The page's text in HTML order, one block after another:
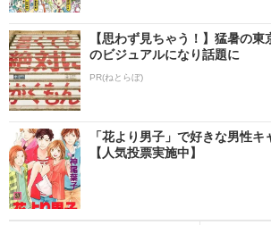
【思わず見ちゃう！】猛暑の
のビジュアルになり話題に
PR(ねとらぼ)
「花より男子」で好きな男性キ
【人気投票実施中】